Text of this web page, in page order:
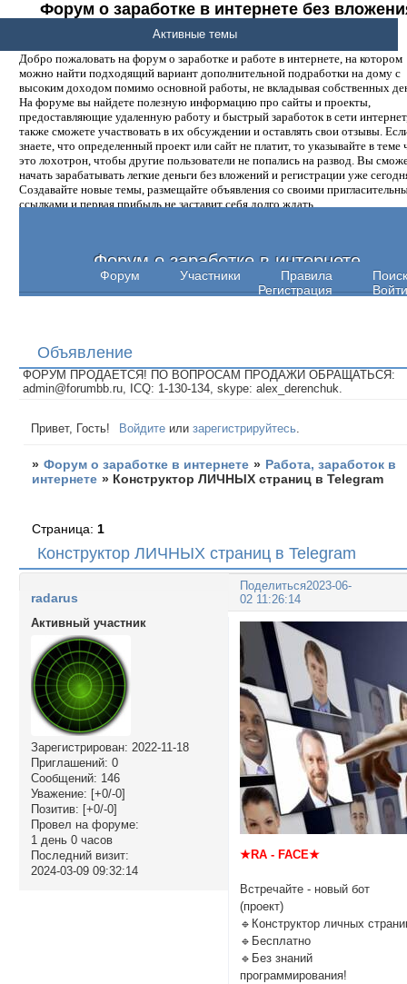
Форум о заработке в интернете без
денег.
Добро пожаловать на форум о заработке и работе в интернете, на котором
можно найти подходящий вариант дополнительной подработки на дому с
высоким доходом помимо основной работы, не вкладывая собственных
На форуме вы найдете полезную информацию про сайты и проекты,
предоставляющие удаленную работу и быстрый заработок в сети
также сможете участвовать в их обсуждении и оставлять свои отзывы.
знаете, что определенный проект или сайт не платит, то указывайте в теме
это лохотрон, чтобы другие пользователи не попались на развод. Вы
начать зарабатывать легкие деньги без вложений и регистрации уже
Создавайте новые темы, размещайте объявления со своими
ссылками и первая прибыль не заставит себя долго ждать.
Форум о заработке в интернете
Форум Участники Правила
Поиск
Регистрация
Войти
Активные темы
Объявление
ФОРУМ ПРОДАЕТСЯ! ПО ВОПРОСАМ ПРОДАЖИ ОБРАЩАТЬСЯ:
admin@forumbb.ru, ICQ: 1-130-134, skype: alex_derenchuk.
Привет, Гость! Войдите илизарегистрируйтесь
» Форум о заработке в интернете » Работа, заработок в
интернете » Конструктор ЛИЧНЫХ страниц в Telegram
Конструктор ЛИЧНЫХ страниц в Telegram
Страница: 1
Поделиться2023-06-
02 11:26:14
radarus
Активный участник
Зарегистрирован: 2022-11-18
Приглашений: 0
Сообщений: 146
Уважение: [+0/-0]
Позитив: [+0/-0]
Провел на форуме:
1 день 0 часов
Последний визит:
2024-03-09 09:32:14
★RA - FACE★
Встречайте - новый бот
(проект)
🔹Конструктор личных
🔹Бесплатно
🔹Без знаний
программирования!